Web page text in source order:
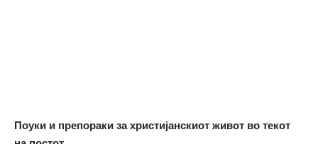
Поуки и препораки за христијанскиот живот во текот